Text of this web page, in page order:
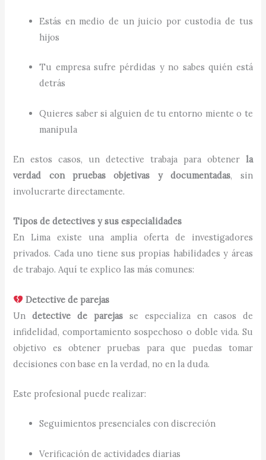
Estás en medio de un juicio por custodia de tus
hijos
Tu empresa sufre pérdidas y no sabes quién está
detrás
Quieres saber si alguien de tu entorno miente o te
manipula
En estos casos, un detective trabaja para obtener la
verdad con pruebas objetivas y documentadas, sin
involucrarte directamente.
Tipos de detectives y sus especialidades
En Lima existe una amplia oferta de investigadores
privados. Cada uno tiene sus propias habilidades y áreas
de trabajo. Aquí te explico las más comunes:
Detective de parejas
Undetective de parejas se especializa en casos de
infidelidad, comportamiento sospechoso o doble vida. Su
objetivo es obtener pruebas para que puedas tomar
decisiones con base en la verdad, no en la duda.
Este profesional puede realizar:
Seguimientos presenciales con discreción
Verificación de actividades diarias